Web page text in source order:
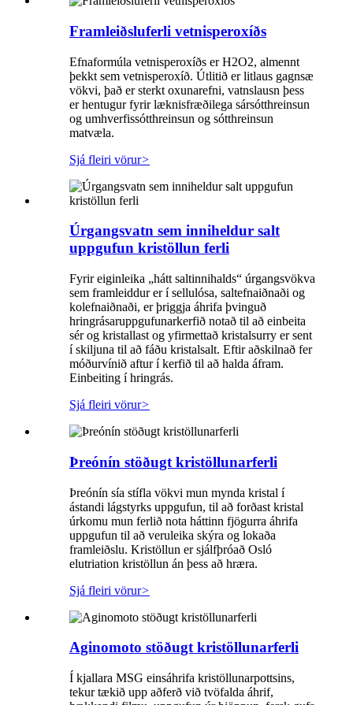
Framleiðsluferli vetnisperoxíðs
Efnaformúla vetnisperoxíðs er H2O2, almennt
þekkt sem vetnisperoxíð. Útlitið er litlaus gagnsæ
vökvi, það er sterkt oxunarefni, vatnslausn þess
er hentugur fyrir læknisfræðilega sársótthreinsun
og umhverfissótthreinsun og sótthreinsun
matvæla.
Sjá fleiri vörur>
Úrgangsvatn sem inniheldur salt
uppgufun kristöllun ferli
Fyrir eiginleika „hátt saltinnihalds“ úrgangsvökva
sem framleiddur er í sellulósa, saltefnaiðnaði og
kolefnaiðnaði, er þriggja áhrifa þvinguð
hringrásaruppgufunarkerfið notað til að einbeita
sér og kristallast og yfirmettað kristalsurry er sent
í skiljuna til að fáðu kristalsalt. Eftir aðskilnað fer
móðurvínið aftur í kerfið til að halda áfram.
Einbeiting í hringrás.
Sjá fleiri vörur>
Þreónín stöðugt kristöllunarferli
Þreónín sía stífla vökvi mun mynda kristal í
ástandi lágstyrks uppgufun, til að forðast kristal
úrkomu mun ferlið nota háttinn fjögurra áhrifa
uppgufun til að veruleika skýra og lokaða
framleiðslu. Kristöllun er sjálfþróað Osló
elutriation kristöllun án þess að hræra.
Sjá fleiri vörur>
Aginomoto stöðugt kristöllunarferli
Í kjallara MSG einsáhrifa kristöllunarpottsins,
tekur tækið upp aðferð við tvöfalda áhrif,